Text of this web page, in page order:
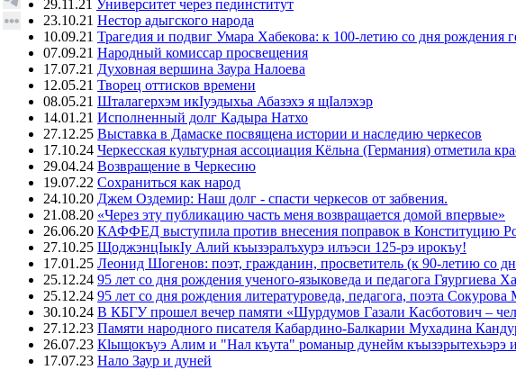
29.11.21 Университет через пединститут
23.10.21 Нестор адыгского народа
10.09.21 Трагедия и подвиг Умара Хабекова: к 100-летию со дня рождения
07.09.21 Народный комиссар просвещения
17.07.21 Духовная вершина Заура Налоева
12.05.21 Творец оттисков времени
08.05.21 Шталагерхэм икIуэдыхьа Абазэхэ я щIалэхэр
14.01.21 Исполненный долг Кадыра Натхо
27.12.25 Выставка в Дамаске посвящена истории и наследию черкесов
17.10.24 Черкесская культурная ассоциация Кёльна (Германия) отметила
29.04.24 Возвращение в Черкесию
19.07.22 Сохраниться как народ
24.10.20 Джем Оздемир: Наш долг - спасти черкесов от забвения.
21.08.20 «Через эту публикацию часть меня возвращается домой впервые»
26.06.20 КАФФЕД выступила против внесения поправок в Конституцию
27.10.25 ЩоджэнцIыкIу Алий къызэралъхурэ илъэси 125-рэ ирокъу!
17.01.25 Леонид Шогенов: поэт, гражданин, просветитель (к 90-летию со
25.12.24 95 лет со дня рождения ученого-языковеда и педагога Гяургиева
25.12.24 95 лет со дня рождения литературоведа, педагога, поэта
30.10.24 В КБГУ прошел вечер памяти «Шурдумов Газали Касботович –
27.12.23 Памяти народного писателя Кабардино-Балкарии Мухадина
26.07.23 Кlыщокъуэ Алим и "Нал къута" романыр дунейм къызэрытехьэрэ
17.07.23 Нало Заур и дуней